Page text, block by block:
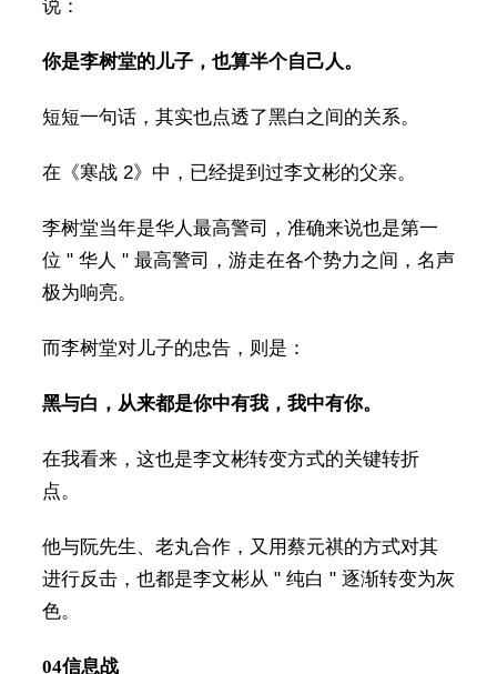
说：
你是李树堂的儿子，也算半个自己人。
短短一句话，其实也点透了黑白之间的关系。
在《寒战 2》中，已经提到过李文彬的父亲。
李树堂当年是华人最高警司，准确来说也是第一
位 " 华人 " 最高警司，游走在各个势力之间，名声
极为响亮。
而李树堂对儿子的忠告，则是：
黑与白，从来都是你中有我，我中有你。
在我看来，这也是李文彬转变方式的关键转折
点。
他与阮先生、老丸合作，又用蔡元祺的方式对其
进行反击，也都是李文彬从 " 纯白 " 逐渐转变为灰
色。
04信息战